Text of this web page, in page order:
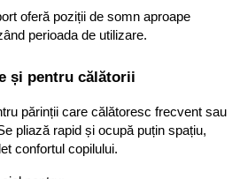
oferă poziții de somn aproape
perioada de utilizare.
și pentru călătorii
părinții care călătoresc frecvent sau
pliază rapid și ocupă puțin spațiu,
confortul copilului.